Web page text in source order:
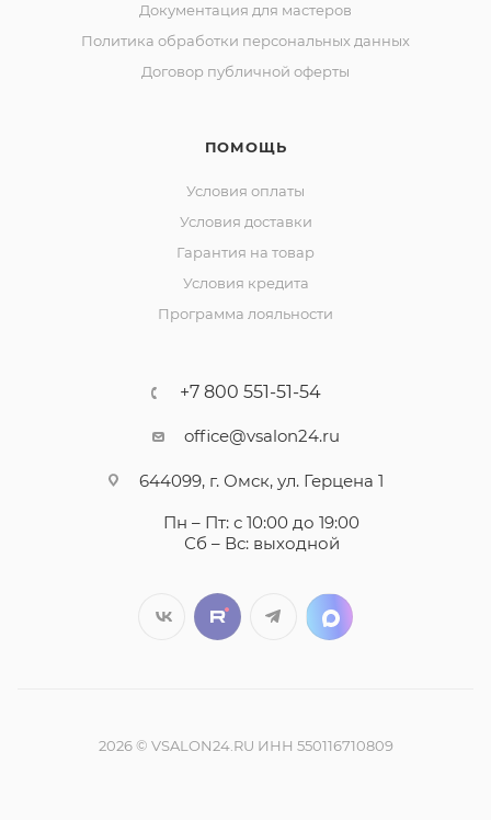
Документация для мастеров
Политика обработки персональных данных
Договор публичной оферты
ПОМОЩЬ
Условия оплаты
Условия доставки
Гарантия на товар
Условия кредита
Программа лояльности
+7 800 551-51-54
office@vsalon24.ru
644099, г. Омск, ул. Герцена 1
Пн – Пт: с 10:00 до 19:00
Сб – Вс: выходной
2026 © VSALON24.RU ИНН 550116710809